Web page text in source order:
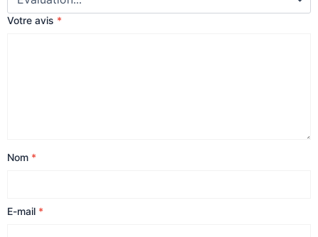
Votre avis *
Nom *
E-mail *